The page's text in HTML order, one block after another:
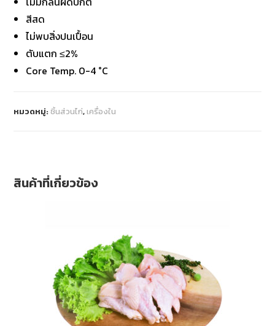
สีสด
ไม่พบสิ่งปนเปื้อน
ตับแตก ≤2%
Core Temp. 0-4 °C
หมวดหมู่:ชิ้นส่วนไก่,เครื่องใน
สินค้าที่เกี่ยวข้อง